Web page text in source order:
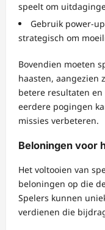
speelt om
Gebruik power-
strategisch om
Bovendien moeten
haasten, aangezien
betere resultaten
eerdere pogingen
missies verbeteren.
Beloningen voor
Het voltooien van
beloningen op die
Spelers kunnen
verdienen die